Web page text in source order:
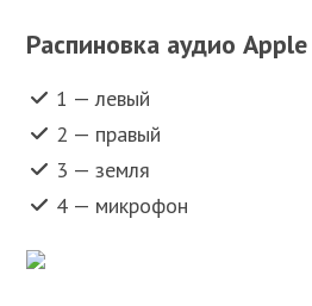
Распиновка аудио Apple
1 — левый
2 — правый
3 — земля
4 — микрофон